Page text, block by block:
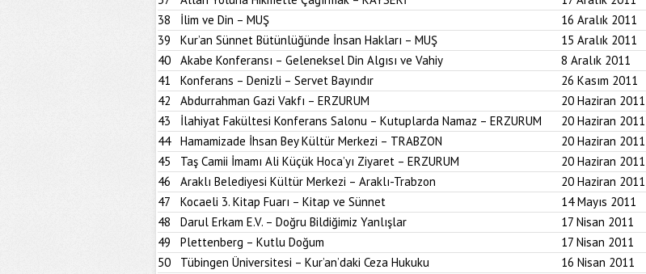
38
İlim ve Din – MUŞ 16 Aralık 2011
39
Kur’an Sünnet Bütünlüğünde İnsan Hakları – MUŞ 15 Aralık 2011
40
Akabe Konferansı – Geleneksel Din Algısı ve Vahiy 8 Aralık 2011
41
Konferans – Denizli – Servet Bayındır 26 Kasım 2011
42
Abdurrahman Gazi Vakfı – ERZURUM 20 Haziran 2011
43
İlahiyat Fakültesi Konferans Salonu – Kutuplarda Namaz – ERZURUM 20 Haziran 2011
44
Hamamizade İhsan Bey Kültür Merkezi – TRABZON 20 Haziran 2011
45
Taş Camii İmamı Ali Küçük Hoca’yı Ziyaret – ERZURUM 20 Haziran 2011
46
Araklı Belediyesi Kültür Merkezi – Araklı-Trabzon 20 Haziran 2011
47
Kocaeli 3. Kitap Fuarı – Kitap ve Sünnet 14 Mayıs 2011
48
Darul Erkam E.V. – Doğru Bildiğimiz Yanlışlar 17 Nisan 2011
49
Plettenberg – Kutlu Doğum 17 Nisan 2011
50
Tübingen Üniversitesi – Kur’an’daki Ceza Hukuku 16 Nisan 2011